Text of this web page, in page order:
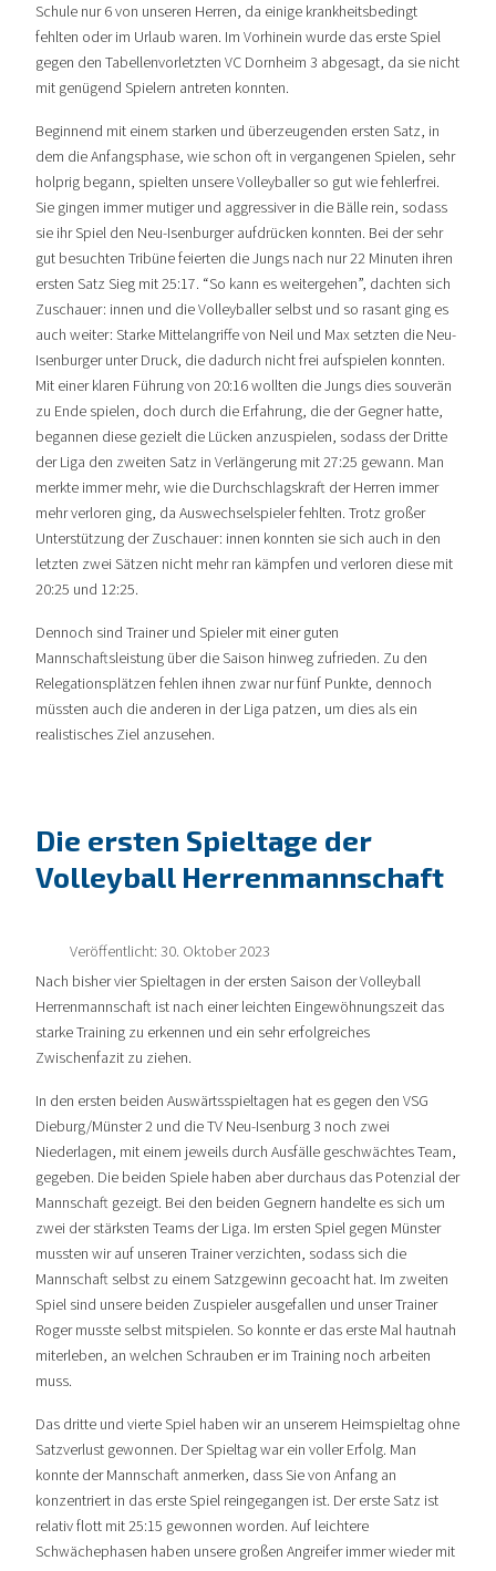
Schule nur 6 von unseren Herren, da einige krankheitsbedingt
fehlten oder im Urlaub waren. Im Vorhinein wurde das erste Spiel
gegen den Tabellenvorletzten VC Dornheim 3 abgesagt, da sie nicht
mit genügend Spielern antreten konnten.
Beginnend mit einem starken und überzeugenden ersten Satz, in
dem die Anfangsphase, wie schon oft in vergangenen Spielen, sehr
holprig begann, spielten unsere Volleyballer so gut wie fehlerfrei.
Sie gingen immer mutiger und aggressiver in die Bälle rein, sodass
sie ihr Spiel den Neu-Isenburger aufdrücken konnten. Bei der sehr
gut besuchten Tribüne feierten die Jungs nach nur 22 Minuten ihren
ersten Satz Sieg mit 25:17. “So kann es weitergehen”, dachten sich
Zuschauer: innen und die Volleyballer selbst und so rasant ging es
auch weiter: Starke Mittelangriffe von Neil und Max setzten die Neu-
Isenburger unter Druck, die dadurch nicht frei aufspielen konnten.
Mit einer klaren Führung von 20:16 wollten die Jungs dies souverän
zu Ende spielen, doch durch die Erfahrung, die der Gegner hatte,
begannen diese gezielt die Lücken anzuspielen, sodass der Dritte
der Liga den zweiten Satz in Verlängerung mit 27:25 gewann. Man
merkte immer mehr, wie die Durchschlagskraft der Herren immer
mehr verloren ging, da Auswechselspieler fehlten. Trotz großer
Unterstützung der Zuschauer: innen konnten sie sich auch in den
letzten zwei Sätzen nicht mehr ran kämpfen und verloren diese mit
20:25 und 12:25.
Dennoch sind Trainer und Spieler mit einer guten
Mannschaftsleistung über die Saison hinweg zufrieden. Zu den
Relegationsplätzen fehlen ihnen zwar nur fünf Punkte, dennoch
müssten auch die anderen in der Liga patzen, um dies als ein
realistisches Ziel anzusehen.
Die ersten Spieltage der
Volleyball Herrenmannschaft
Veröffentlicht: 30. Oktober 2023
Nach bisher vier Spieltagen in der ersten Saison der Volleyball
Herrenmannschaft ist nach einer leichten Eingewöhnungszeit das
starke Training zu erkennen und ein sehr erfolgreiches
Zwischenfazit zu ziehen.
In den ersten beiden Auswärtsspieltagen hat es gegen den VSG
Dieburg/Münster 2 und die TV Neu-Isenburg 3 noch zwei
Niederlagen, mit einem jeweils durch Ausfälle geschwächtes Team,
gegeben. Die beiden Spiele haben aber durchaus das Potenzial der
Mannschaft gezeigt. Bei den beiden Gegnern handelte es sich um
zwei der stärksten Teams der Liga. Im ersten Spiel gegen Münster
mussten wir auf unseren Trainer verzichten, sodass sich die
Mannschaft selbst zu einem Satzgewinn gecoacht hat. Im zweiten
Spiel sind unsere beiden Zuspieler ausgefallen und unser Trainer
Roger musste selbst mitspielen. So konnte er das erste Mal hautnah
miterleben, an welchen Schrauben er im Training noch arbeiten
muss.
Das dritte und vierte Spiel haben wir an unserem Heimspieltag ohne
Satzverlust gewonnen. Der Spieltag war ein voller Erfolg. Man
konnte der Mannschaft anmerken, dass Sie von Anfang an
konzentriert in das erste Spiel reingegangen ist. Der erste Satz ist
relativ flott mit 25:15 gewonnen worden. Auf leichtere
Schwächephasen haben unsere großen Angreifer immer wieder mit